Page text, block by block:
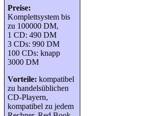
Preise:
Komplettsystem bis
zu 100000 DM,
1 CD: 490 DM
3 CDs: 990 DM
100 CDs: knapp
3000 DM
Vorteile: kompatibel
zu handelsüblichen
CD-Playern,
kompatibel zu jedem